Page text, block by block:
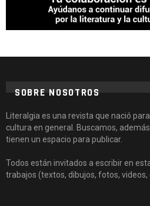
SOBRE NOSOTROS
Literalgia es una revista que nació
cultura en general. Buscamos,
tienen un espacio para publicar.
Todos están invitados a escribir en
trabajos (textos, dibujos, fotos,